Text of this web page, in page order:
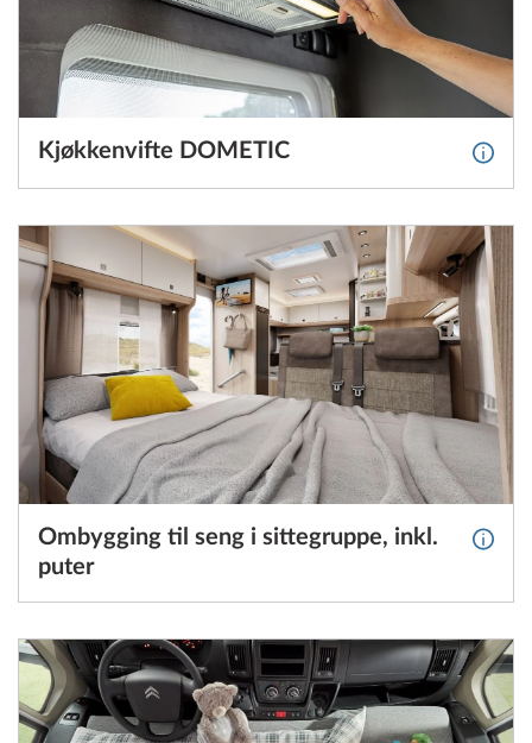
Kjøkkenvifte DOMETIC Mer
Ombygging til seng i sittegruppe, inkl.
puter
Mer